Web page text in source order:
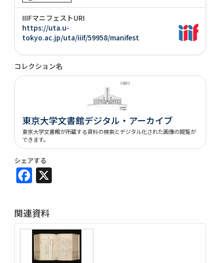
IIIFマニフェストURI
https://uta.u-
tokyo.ac.jp/uta/iiif/59958/manifest
コレクション名
東京大学文書館デジタル・アーカイブ
東京大学文書館が所蔵する資料の検索とデジタル化された画像の閲覧が
できます。
シェアする
Facebook
関連資料